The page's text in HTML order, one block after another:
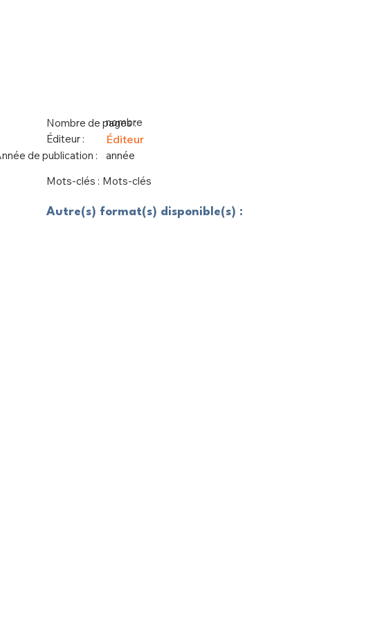
Nombre de pages :
Éditeur :
de publication :
nombre
Éditeur
année
Mots-clés : Mots-clés
Autre(s) format(s) disponible(s) :